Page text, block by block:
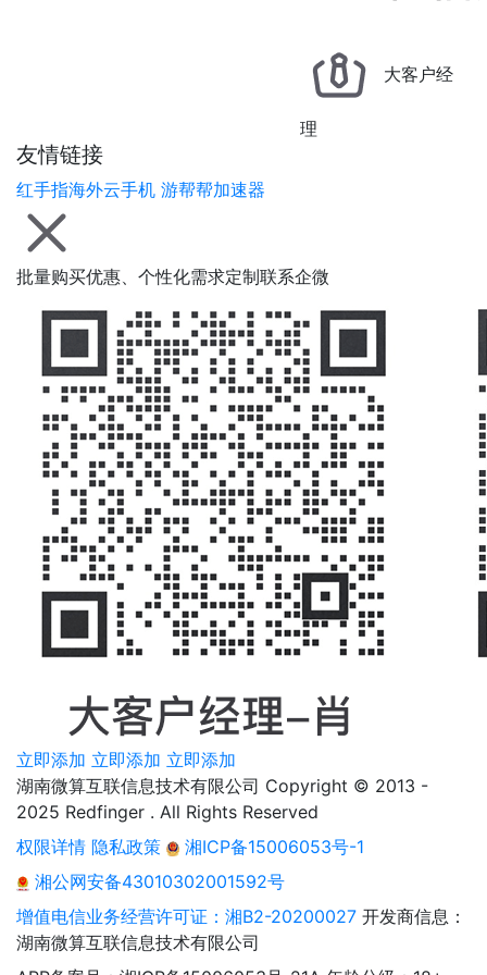
友情链接
红手指海外云手机 游帮帮加速器
大客户经
理
批量购买优惠、个性化需求定制联系企微
立即添加 立即添加 立即添加
湖南微算互联信息技术有限公司 Copyright © 2013 -
2025 Redfinger . All Rights Reserved
权限详情 隐私政策
湘ICP备15006053号-1
湘公网安备43010302001592号
增值电信业务经营许可证：湘B2-20200027 开发商信息：
湖南微算互联信息技术有限公司